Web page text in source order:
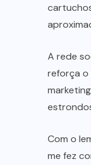
A rede
reforça o
Com o
me fez